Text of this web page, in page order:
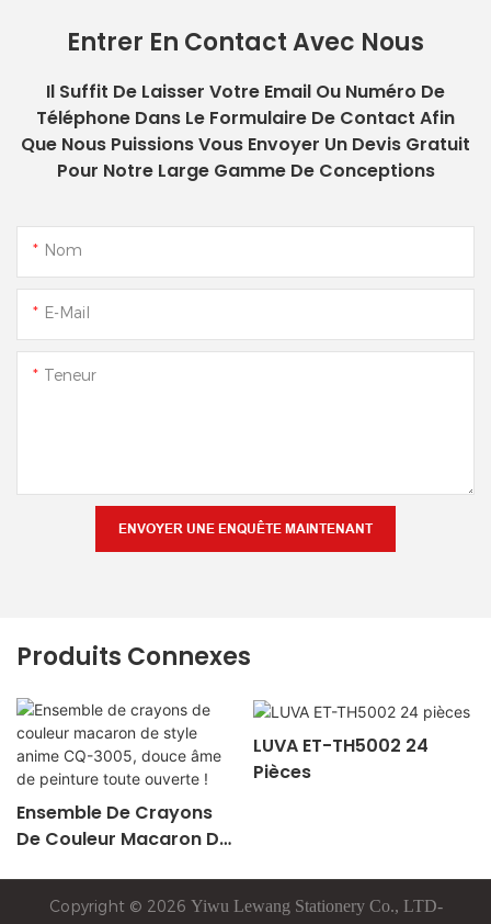
Entrer En Contact Avec Nous
Il Suffit De Laisser Votre Email Ou Numéro De
Téléphone Dans Le Formulaire De Contact Afin
Que Nous Puissions Vous Envoyer Un Devis Gratuit
Pour Notre Large Gamme De Conceptions
Nom
E-Mail
Teneur
ENVOYER UNE ENQUÊTE MAINTENANT
Produits Connexes
Ensemble De Crayons
De Couleur Macaron De
Toute Ouverte !
LUVA ET-TH5002 24
Pièces
Copyright © 2026 Yiwu Lewang Stationery Co., LTD-